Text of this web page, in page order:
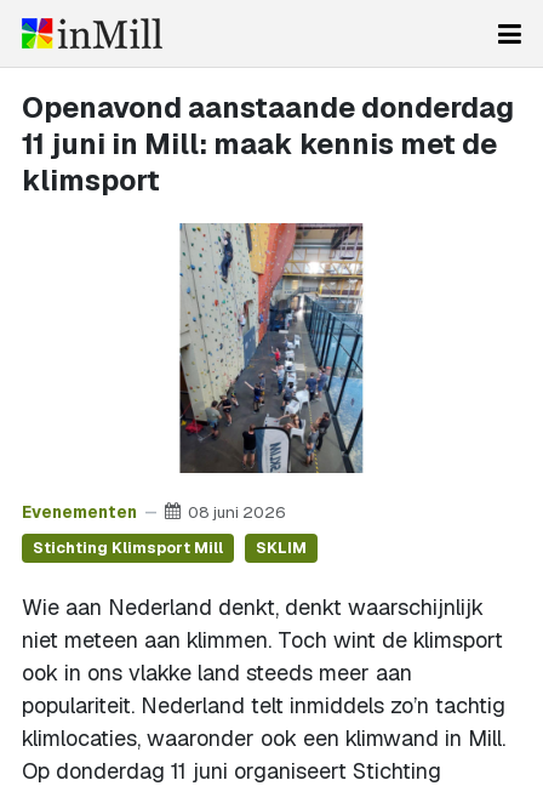
Openavond aanstaande donderdag
11 juni in Mill: maak kennis met de
klimsport
Evenementen 08 juni 2026
Stichting Klimsport Mill SKLIM
Wie aan Nederland denkt, denkt waarschijnlijk
niet meteen aan klimmen. Toch wint de klimsport
ook in ons vlakke land steeds meer aan
populariteit. Nederland telt inmiddels zo’n tachtig
klimlocaties, waaronder ook een klimwand in Mill.
Op donderdag 11 juni organiseert Stichting